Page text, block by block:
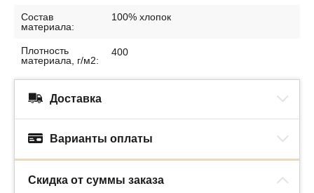
Состав
материала:
100% хлопок
Плотность
материала, г/м2:
400
Доставка
Варианты оплаты
Скидка от суммы заказа